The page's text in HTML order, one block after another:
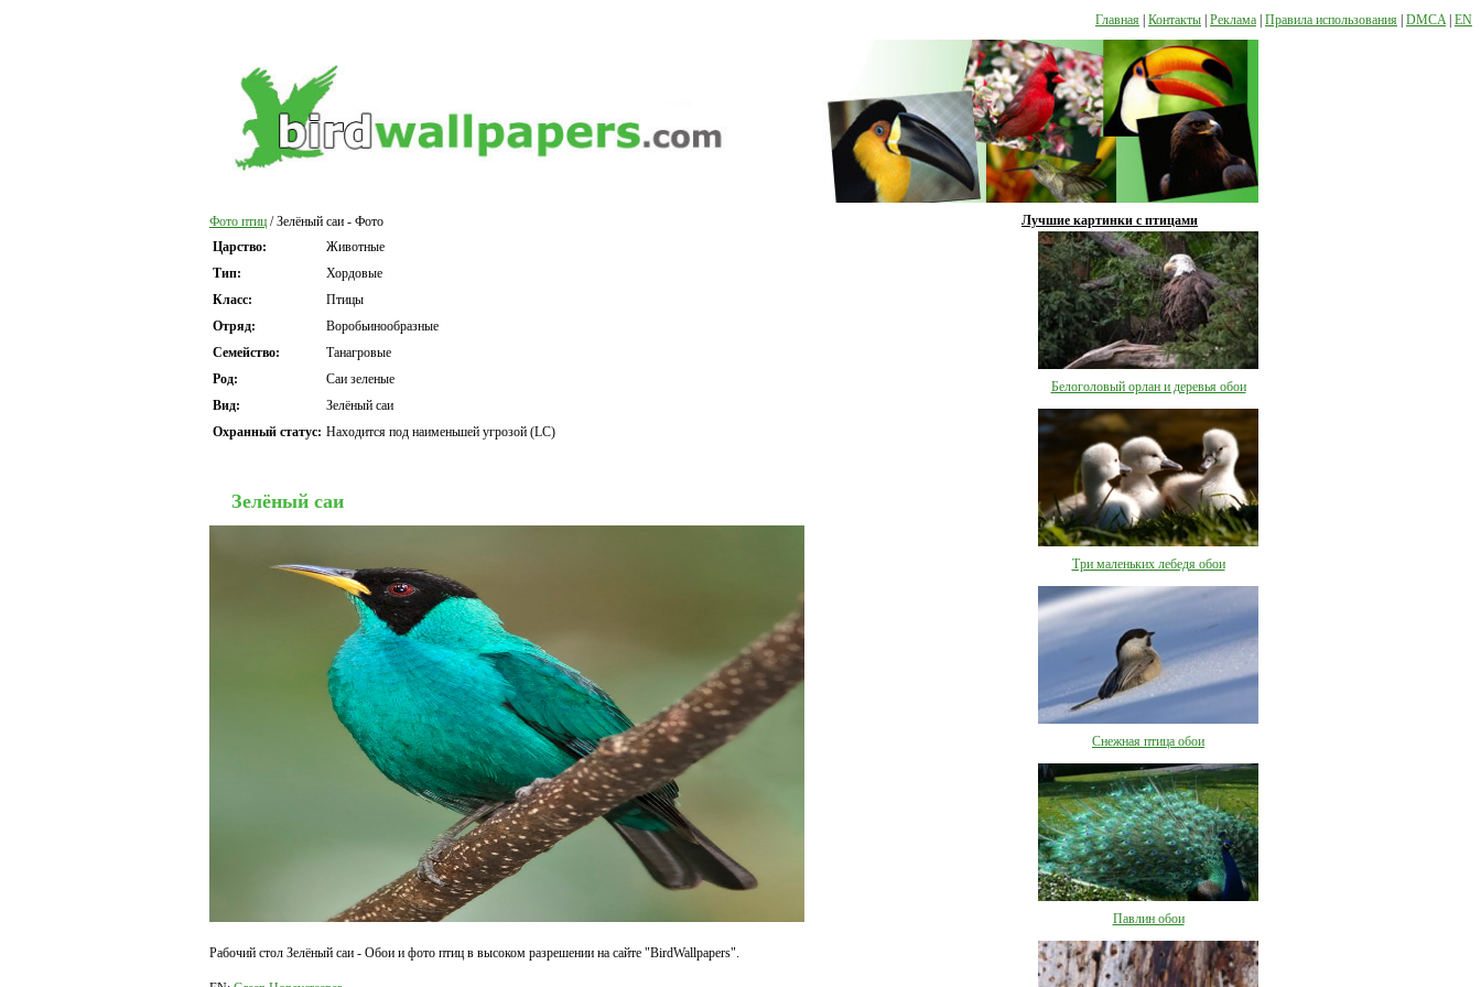
Главная Контакты Реклама Правила использования DMCA EN
Фото птиц / Зелёный саи - Фото
Царство:
Животные
Тип:
Хордовые
Класс:
Птицы
Отряд:
Воробьинообразные
Семейство:
Танагровые
Род:
Саи зеленые
Вид:
Зелёный саи
Охранный статус: Находится под наименьшей угрозой (LC)
Зелёный саи
Рабочий стол Зелёный саи - Обои и фото птиц в высоком разрешении на сайте "BirdWallpapers".
Лучшие картинки с птицами
Белоголовый орлан и деревья обои
Три маленьких лебедя обои
Снежная птица обои
Павлин обои